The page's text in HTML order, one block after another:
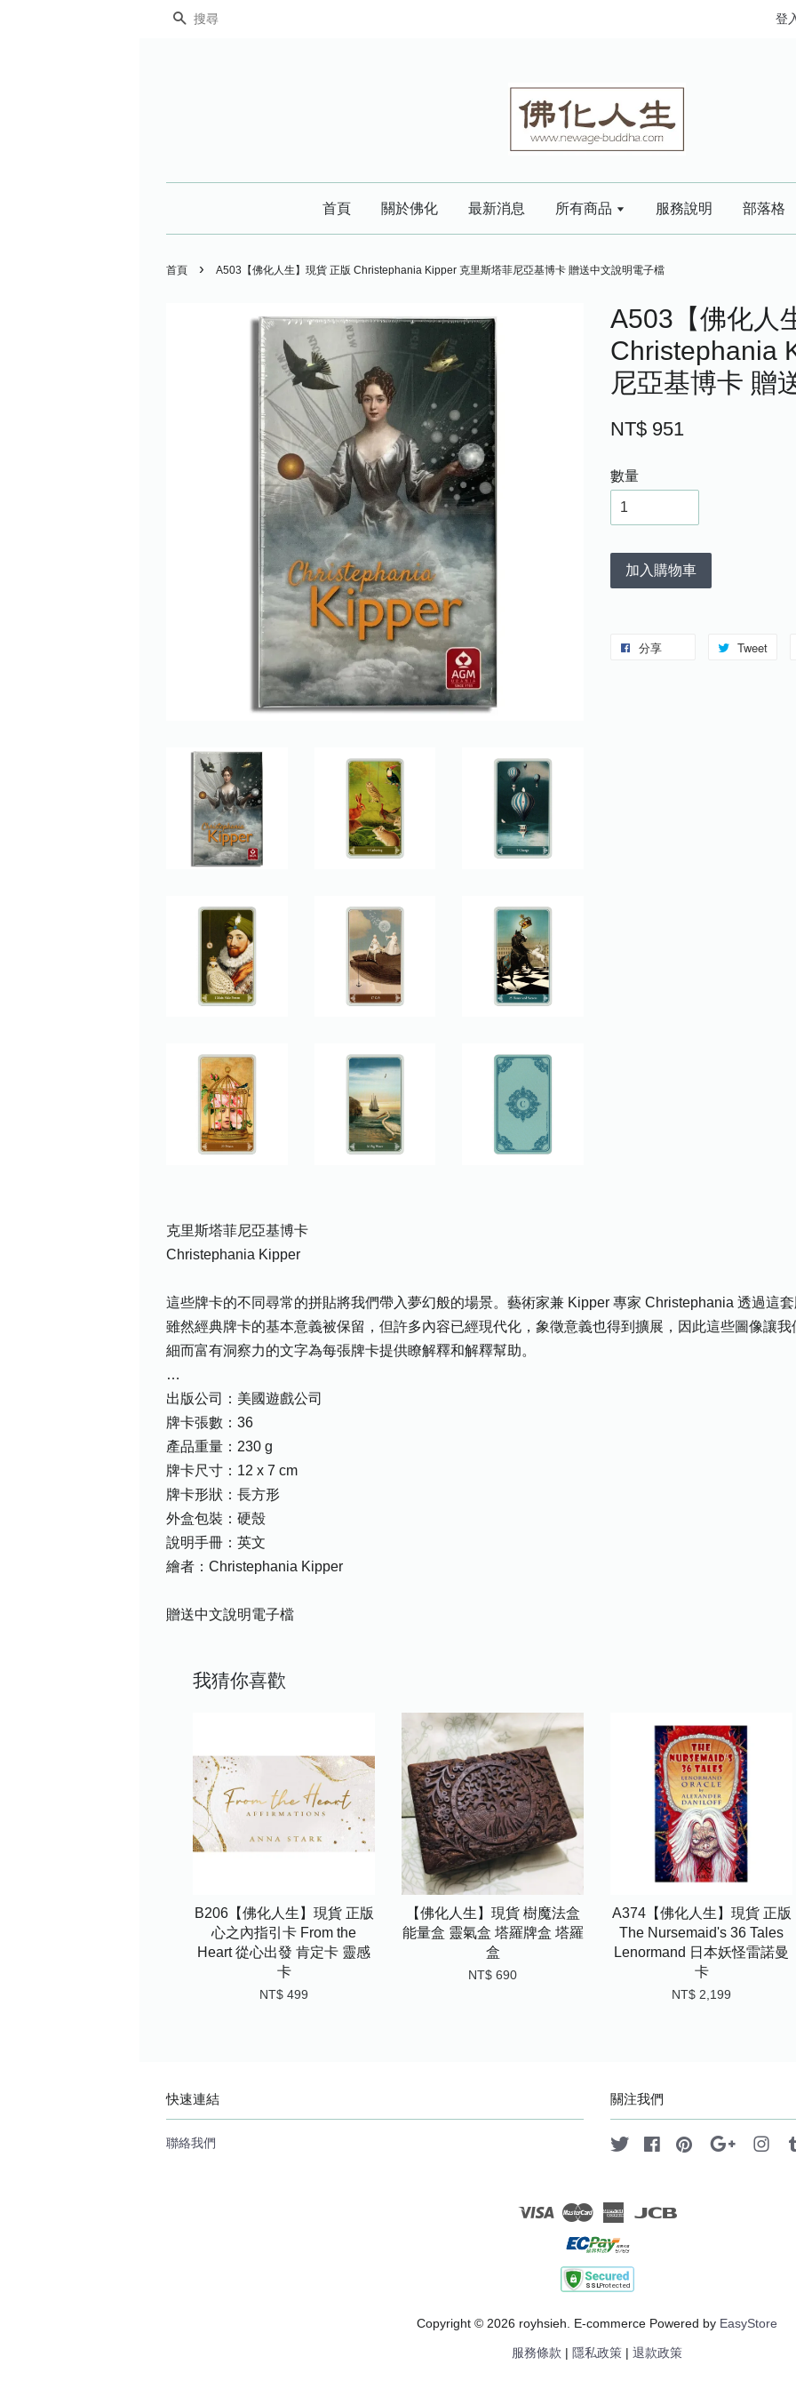
搜尋 登
首頁 關於佛化 最新消息 所有商品 服務說明 部落格
首頁 › A503【佛化人生】現貨 正版 Christephania Kipper 克里斯塔菲尼亞基博卡 贈送中文說明電子檔
A503【佛化人
Christephania
尼亞基博卡 贈
NT$ 951
數量
加入購物車
分享 Tweet
克里斯塔菲尼亞基博卡
Christephania Kipper
這些牌卡的不同尋常的拼貼將我們帶入夢幻般的場景。藝術家兼 Kipper 專家 Christephania 透過這
雖然經典牌卡的基本意義被保留，但許多內容已經現代化，象徵意義也得到擴展，因此這些圖像讓
細而富有洞察力的文字為每張牌卡提供瞭解釋和解釋幫助。
…
出版公司：美國遊戲公司
牌卡張數：36
產品重量：230 g
牌卡尺寸：12 x 7 cm
牌卡形狀：長方形
外盒包裝：硬殼
說明手冊：英文
繪者：Christephania Kipper
贈送中文說明電子檔
我猜你喜歡
B206【佛化人生】現貨 正版
心之內指引卡 From the
Heart 從心出發 肯定卡 靈感
卡
NT$ 499
【佛化人生】現貨 樹魔法盒
能量盒 靈氣盒 塔羅牌盒 塔羅
盒
NT$ 690
A374【佛化人生】現貨 正版
The Nursemaid's 36 Tales
Lenormand 日本妖怪雷諾曼
卡
NT$ 2,199
快速連結
聯絡我們
關注我們
Twitter FacebookPinterest Google
Visa Master American
Copyright © 2026 royhsieh. E-commerce Powered by EasyStore
服務條款 隱私政策 退款政策